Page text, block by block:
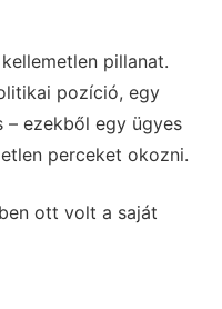
pillanat.
pozíció, egy
ezekből egy ügyes
perceket okozni.
ott volt a saját